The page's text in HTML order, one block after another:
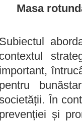
Masa
Subiectul
contextul
important,
pentru
În
prevenției și